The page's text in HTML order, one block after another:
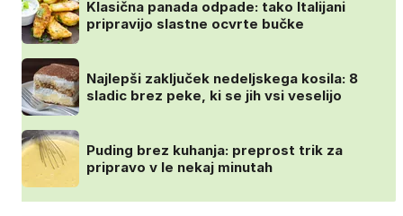
Klasična panada odpade: tako Italijani
pripravijo slastne ocvrte bučke
Najlepši zaključek nedeljskega kosila: 8
sladic brez peke, ki se jih vsi veselijo
Puding brez kuhanja: preprost trik za
pripravo v le nekaj minutah